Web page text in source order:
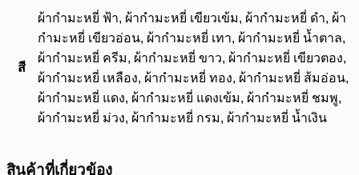
สี
ผ้ากำมะหยี่ ฟ้า, ผ้ากำมะหยี่ เขียวเข้ม, ผ้ากำมะหยี่ ดำ, ผ้า
กำมะหยี่ เขียวอ่อน, ผ้ากำมะหยี่ เทา, ผ้ากำมะหยี่ น้ำตาล,
ผ้ากำมะหยี่ ครีม, ผ้ากำมะหยี่ ขาว, ผ้ากำมะหยี่ เขียวตอง,
ผ้ากำมะหยี่ เหลือง, ผ้ากำมะหยี่ ทอง, ผ้ากำมะหยี่ ส้มอ่อน,
ผ้ากำมะหยี่ แดง, ผ้ากำมะหยี่ แดงเข้ม, ผ้ากำมะหยี่ ชมพู,
ผ้ากำมะหยี่ ม่วง, ผ้ากำมะหยี่ กรม, ผ้ากำมะหยี่ น้ำเงิน
สินค้าที่เกี่ยวข้อง